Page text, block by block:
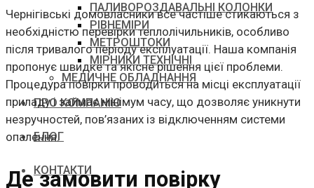
ПАЛИВОРОЗДАВАЛЬНІ КОЛОНКИ
РІВНЕМІРИ
МЕТРОШТОКИ
МІРНИКИ ТЕХНІЧНІ
МЕДИЧНЕ ОБЛАДНАННЯ
ПРО КОМПАНІЮ
БЛОГ
КОНТАКТИ
Чернігівські домовласники все частіше стикаються з
необхідністю перевірки теплолічильників, особливо
після тривалого періоду експлуатації. Наша компанія
пропонує швидке та якісне рішення цієї проблеми.
Процедура повірки проводиться на місці експлуатації
приладу і займає мінімум часу, що дозволяє уникнути
незручностей, пов’язаних із відключенням системи
опалення.
Де замовити повірку